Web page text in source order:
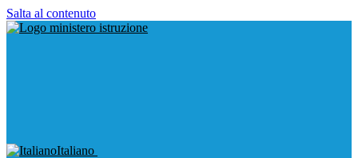
Salta al contenuto
Italiano